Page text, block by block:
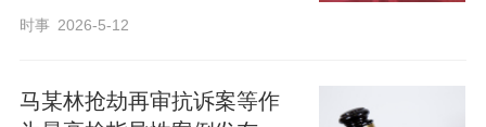
时事 2026-5-12
马某林抢劫再审抗诉案等作